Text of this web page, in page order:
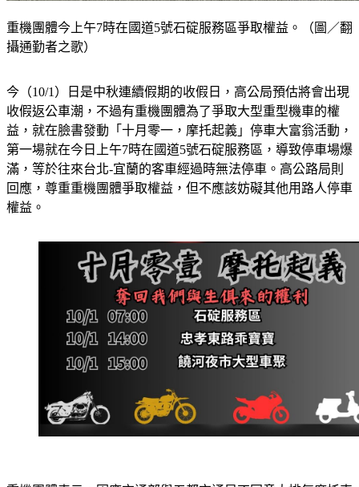
重機團體今上午7時在國道5號石碇服務區爭取權益。（圖／翻
攝通勤者之歌）
今（10/1）日是中秋連續假期的收假日，高公局預估將會出現
收假返公車潮，不過有重機團體為了爭取大型重型機車的權
益，就在臉書發動「十月零一，摩托起義」停車大富翁活動，
第一場就在今日上午7時在國道5號石碇服務區，導致停車場爆
滿，等於往來台北-宜蘭的客車經過時無法停車。高公路局則
回應，尊重重機團體爭取權益，但不應該妨礙其他用路人停車
權益。